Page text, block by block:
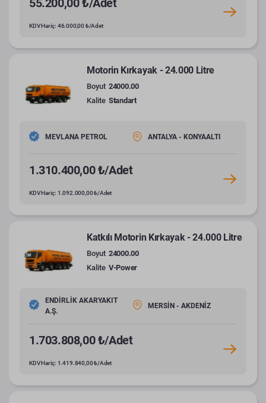
KDV Hariç: 46.000,00 ₺/Adet
Motorin Kırkayak - 24.000 Litre
Boyut 24000.00
Kalite Standart
MEVLANA PETROL ANTALYA - KONYAALTI
1.310.400,00 ₺/Adet
KDV Hariç: 1.092.000,00 ₺/Adet
Katkılı Motorin Kırkayak - 24.000 Litre
Boyut 24000.00
Kalite V-Power
ENDİRLİK AKARYAKIT
A.Ş.
MERSİN - AKDENİZ
1.703.808,00 ₺/Adet
KDV Hariç: 1.419.840,00 ₺/Adet